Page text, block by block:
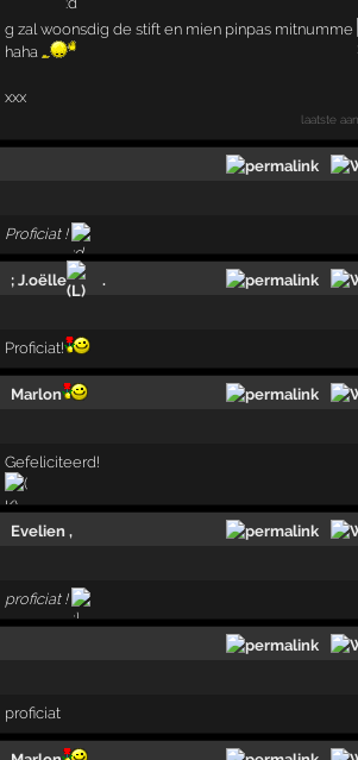
g zal woonsdig de stift en mien pinpas mitnumme
haha
xxx
laatste
Proficiat !
; J.oëlle
.
Proficiat!
Marlon
Gefeliciteerd!
Evelien ,
proficiat !
proficiat